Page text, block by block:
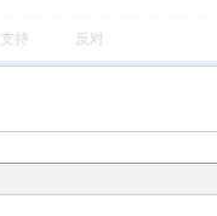
支持 反对